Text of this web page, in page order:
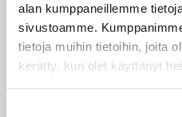
alan kumppaneillemme
sivustoamme.
tietoja muihin tietoihin, joita
kerätty, kun olet käyttänyt